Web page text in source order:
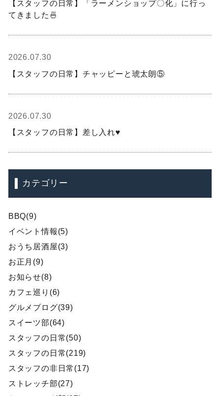
【スタッフの日常】「ラーメンショップ〇化」に行っ
てきました🍜
2026.07.30
【スタッフの日常】チャッピーと琥太朗⑤
2026.07.30
【スタッフの日常】差し入れ♥
カテゴリー
BBQ(9)
イベント情報(5)
おうち居酒屋(3)
お正月(9)
お知らせ(8)
カフェ巡り(6)
グルメブログ(39)
スイーツ部(64)
スタッフの日常(50)
スタッフの日常(219)
スタッフの非日常(17)
ストレッチ部(27)